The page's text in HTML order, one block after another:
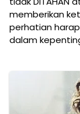
memberikan
perhatian
dalam